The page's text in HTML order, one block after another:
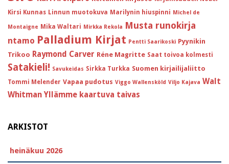
Kirsi Kunnas Linnun muotokuva Marilynin hiuspinni Michel de
Montaigne Mika Waltari Mirkka Rekola Musta runokirja
ntamo Palladium Kirjat Pentti Saarikoski Pyynikin
Trikoo Raymond Carver Réne Magritte Saat toivoa kolmesti
Satakieli! Savukeidas Sirkka Turkka Suomen kirjailijaliitto
Tommi Melender Vapaa pudotus Viggo Wallensköld Viljo Kajava Walt
Whitman Yllämme kaartuva taivas
ARKISTOT
heinäkuu 2026